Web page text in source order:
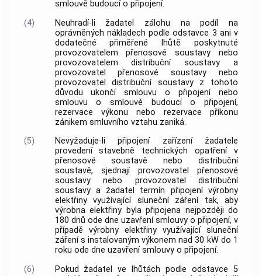
smlouvě budoucí o připojení.
(4)
Neuhradí-li žadatel zálohu na podíl na
oprávněných nákladech podle odstavce 3 ani v
dodatečné přiměřené lhůtě poskytnuté
provozovatelem přenosové soustavy nebo
provozovatelem distribuční soustavy a
provozovatel přenosové soustavy nebo
provozovatel distribuční soustavy z tohoto
důvodu ukončí smlouvu o připojení nebo
smlouvu o smlouvě budoucí o připojení,
rezervace výkonu nebo rezervace příkonu
zánikem smluvního vztahu zaniká.
(5)
Nevyžaduje-li připojení zařízení žadatele
provedení stavebně technických opatření v
přenosové soustavě nebo distribuční
soustavě, sjednají provozovatel přenosové
soustavy nebo provozovatel distribuční
soustavy a žadatel termín připojení výrobny
elektřiny využívající sluneční záření tak, aby
výrobna elektřiny byla připojena nejpozději do
180 dnů ode dne uzavření smlouvy o připojení, v
případě výrobny elektřiny využívající sluneční
záření s instalovaným výkonem nad 30 kW do 1
roku ode dne uzavření smlouvy o připojení.
(6)
Pokud žadatel ve lhůtách podle odstavce 5